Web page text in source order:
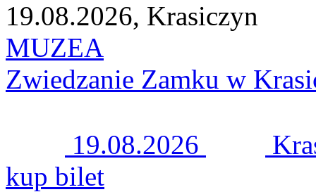
19.08.2026, Krasiczyn
MUZEA
Zwiedzanie Zamku w
19.08.2026
kup bilet